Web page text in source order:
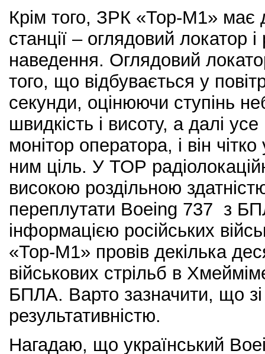
Крім того, ЗРК «Тор-М1» має
станції – оглядовий локатор і
наведення. Оглядовий
того, що відбувається у
секунди, оцінюючи ступінь
швидкість і висоту, а далі
монітор оператора, і він
ним ціль. У ТОР
високою роздільною
переплутати Boeing 737 з
інформацією російських
«Тор-М1» провів декілька
військових стрільб в
БПЛА. Варто зазначити, що зі
результативністю.
Нагадаю, що український